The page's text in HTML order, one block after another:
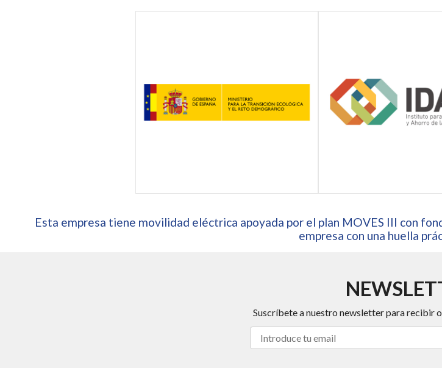
Esta empresa tiene movilidad eléctrica apoyada por el plan MOVES III con
empresa con una huella
Suscríbete a nuestro newsletter para recibir